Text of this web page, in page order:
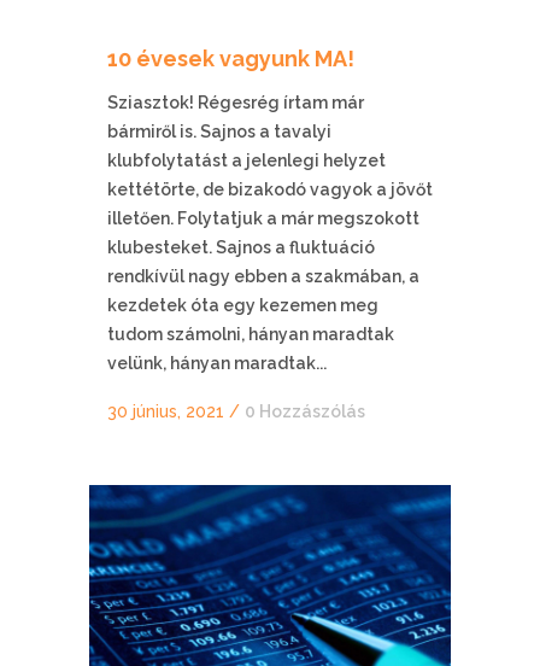
10 évesek vagyunk MA!
Sziasztok! Régesrég írtam már
bármiről is. Sajnos a tavalyi
klubfolytatást a jelenlegi helyzet
kettétörte, de bizakodó vagyok a jövőt
illetően. Folytatjuk a már megszokott
klubesteket. Sajnos a fluktuáció
rendkívül nagy ebben a szakmában, a
kezdetek óta egy kezemen meg
tudom számolni, hányan maradtak
velünk, hányan maradtak...
30 június, 2021 / 0 Hozzászólás